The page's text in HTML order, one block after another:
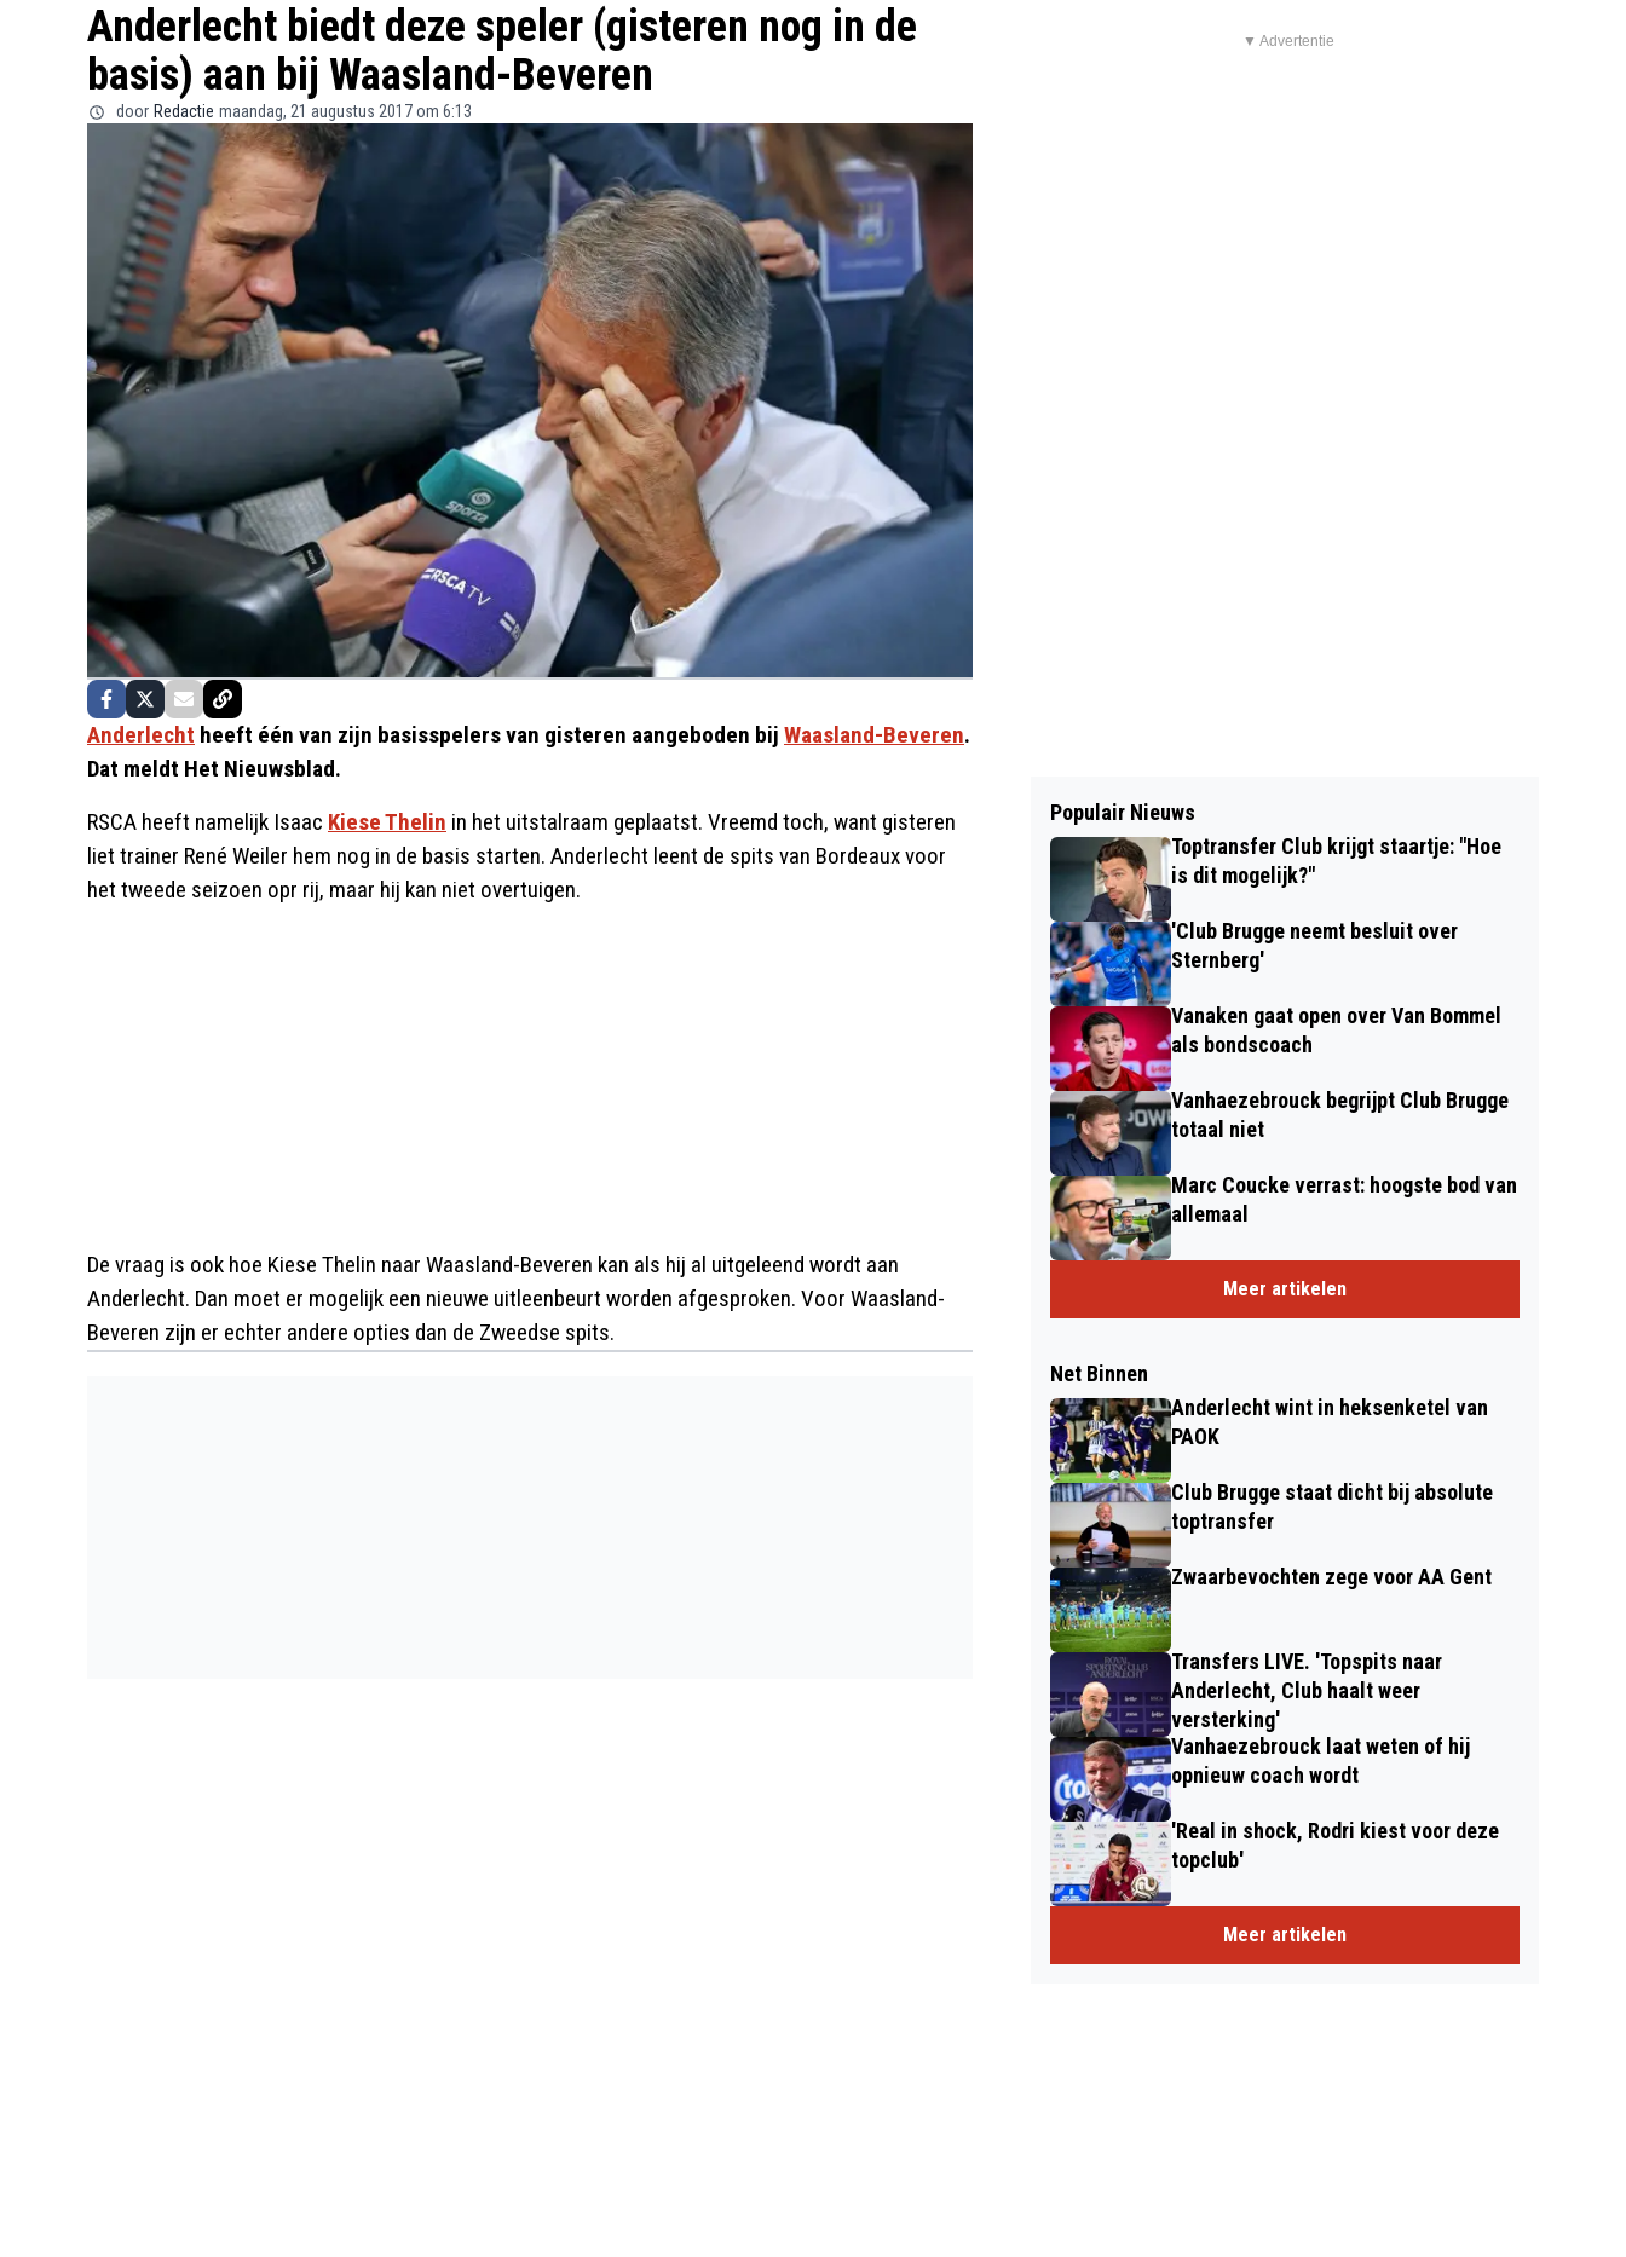
Anderlecht biedt deze speler (gisteren nog in de
basis) aan bij Waasland-Beveren
door Redactie maandag, 21 augustus 2017 om 6:13
Anderlecht heeft één van zijn basisspelers van gisteren aangeboden bij Waasland-Beveren.
Dat meldt Het Nieuwsblad.
RSCA heeft namelijk Isaac Kiese Thelin in het uitstalraam geplaatst. Vreemd toch, want gisteren
liet trainer René Weiler hem nog in de basis starten. Anderlecht leent de spits van Bordeaux voor
het tweede seizoen opr rij, maar hij kan niet overtuigen.
De vraag is ook hoe Kiese Thelin naar Waasland-Beveren kan als hij al uitgeleend wordt aan
Anderlecht. Dan moet er mogelijk een nieuwe uitleenbeurt worden afgesproken. Voor Waasland-
Beveren zijn er echter andere opties dan de Zweedse spits.
▼ Advertentie
Populair Nieuws
Toptransfer Club krijgt staartje: "Hoe
is dit mogelijk?"
'Club Brugge neemt besluit over
Sternberg'
Vanaken gaat open over Van Bommel
als bondscoach
Vanhaezebrouck begrijpt Club Brugge
totaal niet
Marc Coucke verrast: hoogste bod van
allemaal
Meer artikelen
Net Binnen
Anderlecht wint in heksenketel van
PAOK
Club Brugge staat dicht bij absolute
toptransfer
Zwaarbevochten zege voor AA Gent
Transfers LIVE. 'Topspits naar
Anderlecht, Club haalt weer
versterking'
Vanhaezebrouck laat weten of hij
opnieuw coach wordt
'Real in shock, Rodri kiest voor deze
topclub'
Meer artikelen